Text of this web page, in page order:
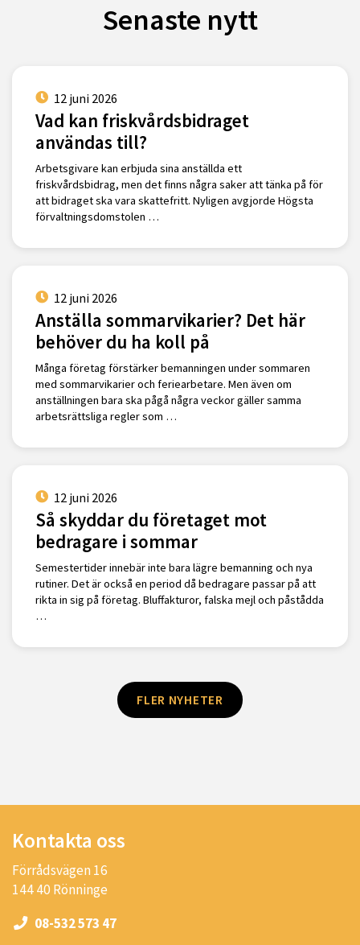
Senaste nytt
12 juni 2026
Vad kan friskvårdsbidraget
användas till?
Arbetsgivare kan erbjuda sina anställda ett
friskvårdsbidrag, men det finns några saker att tänka på för
att bidraget ska vara skattefritt. Nyligen avgjorde Högsta
förvaltningsdomstolen …
12 juni 2026
Anställa sommarvikarier? Det här
behöver du ha koll på
Många företag förstärker bemanningen under sommaren
med sommarvikarier och feriearbetare. Men även om
anställningen bara ska pågå några veckor gäller samma
arbetsrättsliga regler som …
12 juni 2026
Så skyddar du företaget mot
bedragare i sommar
Semestertider innebär inte bara lägre bemanning och nya
rutiner. Det är också en period då bedragare passar på att
rikta in sig på företag. Bluffakturor, falska mejl och påstådda
…
FLER NYHETER
Kontakta oss
Förrådsvägen 16
144 40 Rönninge
08-532 573 47